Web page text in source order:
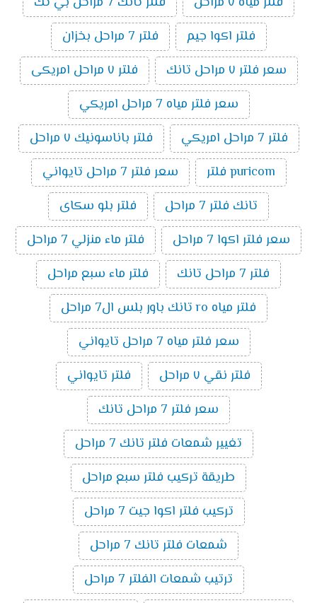
فلتر اكوا جيم
فلتر 7 مراحل بخزان
سعر فلتر ٧ مراحل تانك
فلتر ٧ مراحل امريكى
سعر فلتر مياه 7 مراحل امريكي
فلتر 7 مراحل امريكي
فلتر باناسونيك ٧ مراحل
puricom فلتر
سعر فلتر 7 مراحل تايواني
تانك فلتر 7 مراحل
فلتر بلو سكاى
سعر فلتر اكوا 7 مراحل
فلتر ماء منزلي 7 مراحل
فلتر 7 مراحل تانك
فلتر ماء سبع مراحل
فلتر مياه ro تانك باور بلس ال7 مراحل
سعر فلتر مياه 7 مراحل تايواني
فلتر نقي ٧ مراحل
فلتر تايواني
سعر فلتر 7 مراحل تانك
تغيير شمعات فلتر تانك 7 مراحل
طريقة تركيب فلتر سبع مراحل
تركيب فلتر اكوا جيت 7 مراحل
شمعات فلتر تانك 7 مراحل
ترتيب شمعات الفلتر 7 مراحل